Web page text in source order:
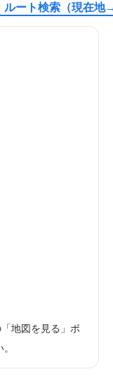
ルート検索（現在地
地図を見る」ボ